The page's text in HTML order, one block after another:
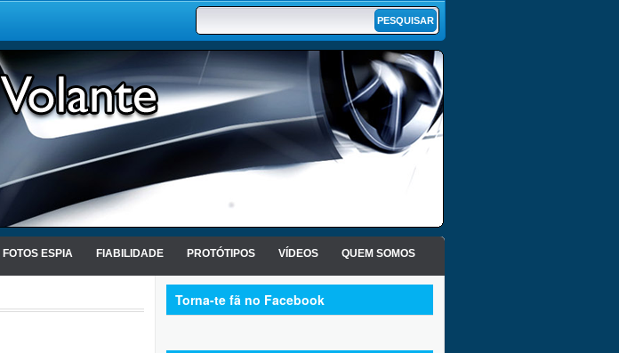
FOTOS ESPIA FIABILIDADE PROTÓTIPOS VÍDEOS QUEM SOMOS
Torna-te fã no Facebook